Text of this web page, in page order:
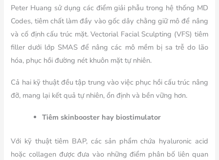
Peter Huang sử dụng các điểm giải phẫu trong hệ thống MD
Codes, tiêm chất làm đầy vào gốc dây chằng giữ mô để nâng
và cố định cấu trúc mặt. Vectorial Facial Sculpting (VFS) tiêm
filler dưới lớp SMAS để nâng các mô mềm bị sa trễ do lão
hóa, phục hồi đường nét khuôn mặt tự nhiên.
Cả hai kỹ thuật đều tập trung vào việc phục hồi cấu trúc nâng
đỡ, mang lại kết quả tự nhiên, ổn định và bền vững hơn.
Tiêm skinbooster hay biostimulator
Với kỹ thuật tiêm BAP, các sản phẩm chứa hyaluronic acid
hoặc collagen được đưa vào những điểm phân bố liên quan